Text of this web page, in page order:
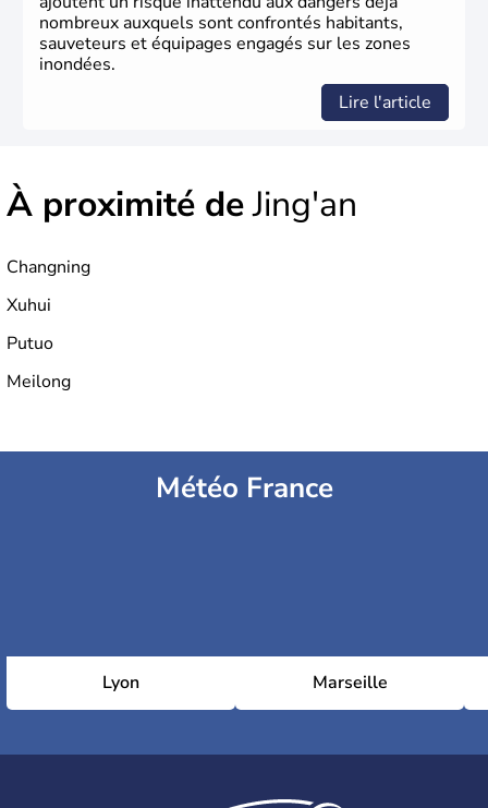
nombreux auxquels sont confrontés habitants,
sauveteurs et équipages engagés sur les zones
inondées.
Lire l'article
À proximité deJing'an
Changning
Xuhui
Putuo
Meilong
Météo France
Lyon Marseille